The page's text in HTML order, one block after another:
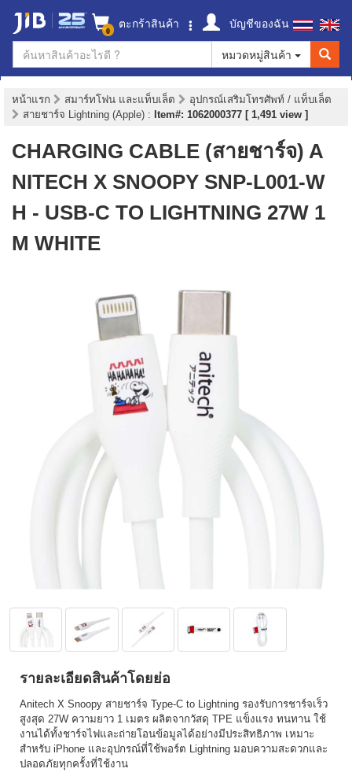
0 ตะกร้าสินค้า
บัญชีของฉัน
หมวดหมู่สินค้า
หน้าแรก สมาร์ทโฟน และแท็บเล็ต
อุปกรณ์เสริมโทรศัพท์ / แท็บเล็ต
สายชาร์จ Lightning (Apple) : Item#: 1062000377 [ 1,491 view ]
CHARGING CABLE (สายชาร์จ) A
NITECH X SNOOPY SNP-L001-W
H - USB-C TO LIGHTNING 27W 1
M WHITE
รายละเอียดสินค้าโดยย่อ
Anitech X Snoopy สายชาร์จ Type-C to Lightning รองรับการชาร์จเร็ว
สูงสุด 27W ความยาว 1 เมตร ผลิตจากวัสดุ TPE แข็งแรง ทนทาน ใช้
งานได้ทั้งชาร์จไฟและถ่ายโอนข้อมูลได้อย่างมีประสิทธิภาพ เหมาะ
สำหรับ iPhone และอุปกรณ์ที่ใช้พอร์ต Lightning มอบความสะดวกและ
ปลอดภัยทุกครั้งที่ใช้งาน